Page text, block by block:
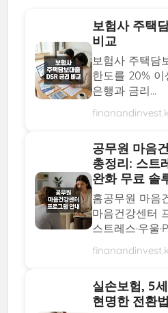
보험사 주택
비교
보험사 주택담
한도를 20% 이
은행과 금리...
공무원 마음
총정리: 스트
완화 무료 솔
홈공무원 마음
마음건강센터
스트레스·우울
실손보험, 5
현명한 전환